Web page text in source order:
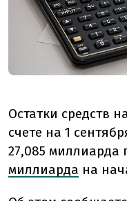
Остатки средств
счете на 1
27,085 миллиарда
миллиарда на